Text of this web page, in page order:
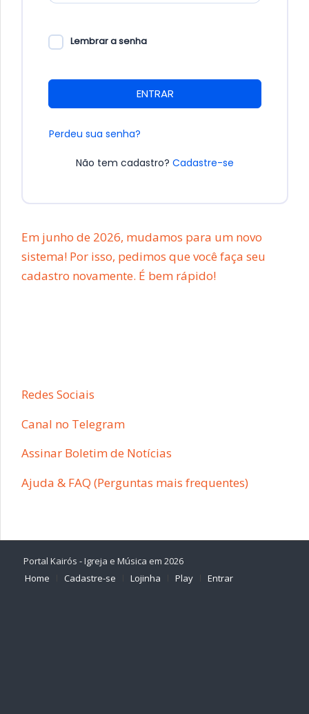
Lembrar a senha
ENTRAR
Perdeu sua senha?
Não tem cadastro? Cadastre-se
Em junho de 2026, mudamos para um novo
sistema! Por isso, pedimos que você faça seu
cadastro novamente. É bem rápido!
Redes Sociais
Canal no Telegram
Assinar Boletim de Notícias
Ajuda & FAQ (Perguntas mais frequentes)
Portal Kairós - Igreja e Música em 2026
Home
Cadastre-se Lojinha Play Entrar